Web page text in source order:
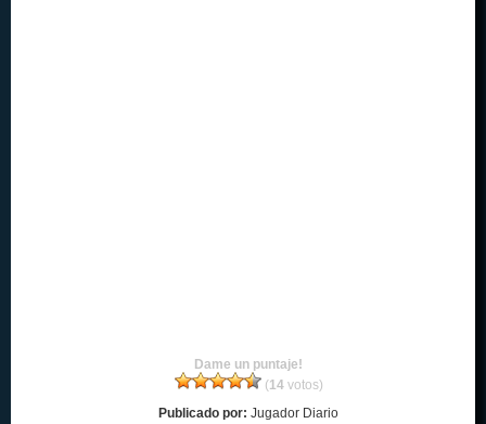
Dame un puntaje!
(14votos)
Publicado por: Jugador Diario